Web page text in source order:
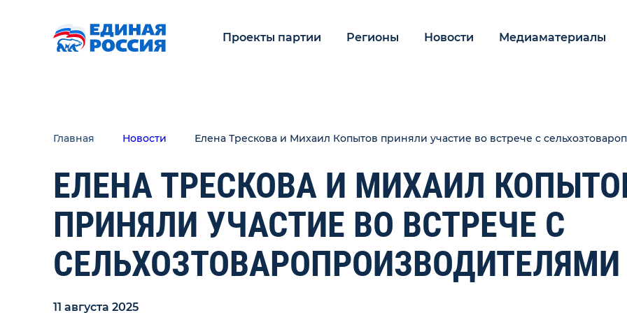
Проекты партии Регионы Новости Медиаматериалы
Главная Новости Елена Трескова и Михаил Копытов приняли участие во встрече с
ЕЛЕНА ТРЕСКОВА И МИХАИЛ
ПРИНЯЛИ УЧАСТИЕ ВО ВСТРЕЧЕ С
СЕЛЬХОЗТОВАРОПРОИЗВОДИТЕЛЯМИ
11 августа 2025